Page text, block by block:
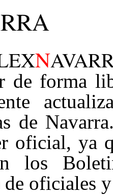
N
de forma
de
oficial, ya
los
oficiales